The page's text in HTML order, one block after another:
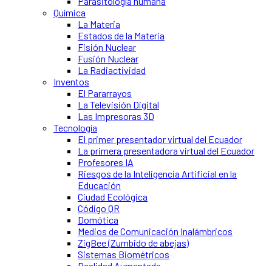
Química
La Materia
Estados de la Materia
Fisión Nuclear
Fusión Nuclear
La Radiactividad
Inventos
El Pararrayos
La Televisión Digital
Las Impresoras 3D
Tecnología
El primer presentador virtual del Ecuador
La primera presentadora virtual del Ecuador
Profesores IA
Riesgos de la Inteligencia Artificial en la
Educación
Ciudad Ecológica
Código QR
Domótica
Medios de Comunicación Inalámbricos
ZigBee (Zumbido de abejas)
Sistemas Biométricos